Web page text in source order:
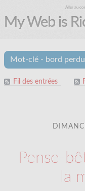
Aller au
My Web is
Mot-clé - bord perdu
Fil des entrées
Pense-
la